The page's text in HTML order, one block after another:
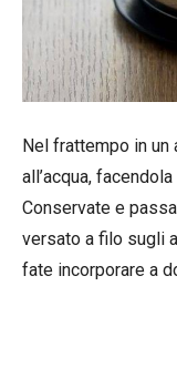
Nel frattempo in
all’acqua,
Conservate e
versato a filo sugli
fate incorporare a